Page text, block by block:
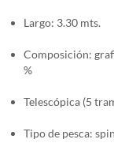
Largo: 3.30 mts.
Composición:
%
Telescópica (5
Tipo de pesca: